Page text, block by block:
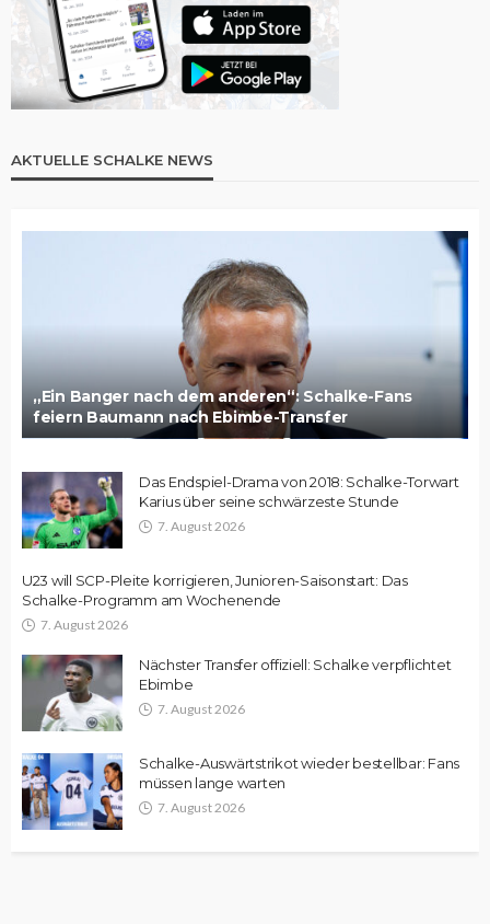
AKTUELLE SCHALKE NEWS
„Ein Banger nach dem anderen“: Schalke-Fans
feiern Baumann nach Ebimbe-Transfer
Das Endspiel-Drama von 2018: Schalke-Torwart
Karius über seine schwärzeste Stunde
7. August 2026
U23 will SCP-Pleite korrigieren, Junioren-Saisonstart: Das
Schalke-Programm am Wochenende
7. August 2026
Nächster Transfer offiziell: Schalke verpflichtet
Ebimbe
7. August 2026
Schalke-Auswärtstrikot wieder bestellbar: Fans
müssen lange warten
7. August 2026